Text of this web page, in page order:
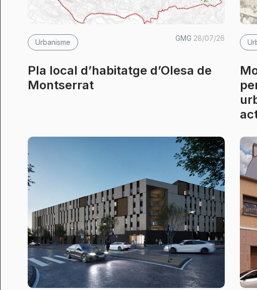
Urbanisme GMG 28/07/26
Pla local d’habitatge d’Olesa de
Montserrat